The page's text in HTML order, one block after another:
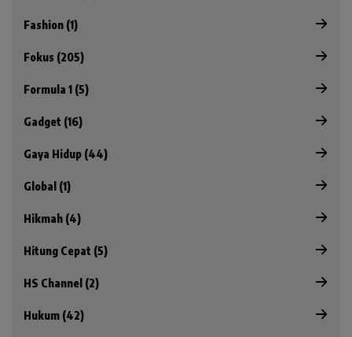
Fashion (1)
Fokus (205)
Formula 1 (5)
Gadget (16)
Gaya Hidup (44)
Global (1)
Hikmah (4)
Hitung Cepat (5)
HS Channel (2)
Hukum (42)